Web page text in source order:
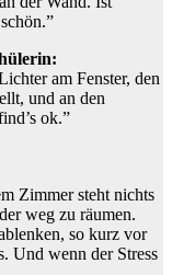
am Fenster, den
und an den
ok.”
Zimmer steht nichts
weg zu räumen.
so kurz vor
Und wenn der Stress